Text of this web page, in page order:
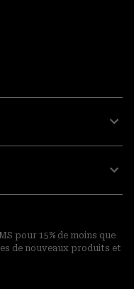
pour 15% de moins que
de nouveaux produits et